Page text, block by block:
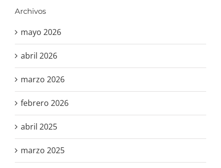
Archivos
mayo 2026
abril 2026
marzo 2026
febrero 2026
abril 2025
marzo 2025